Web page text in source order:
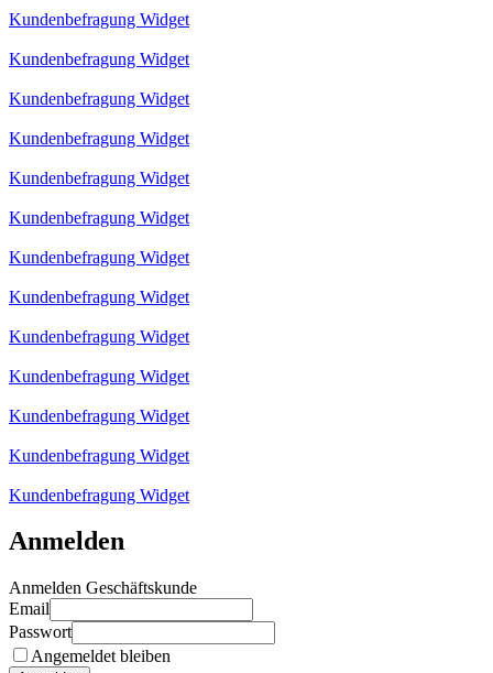
Kundenbefragung Widget
Kundenbefragung Widget
Kundenbefragung Widget
Kundenbefragung Widget
Kundenbefragung Widget
Kundenbefragung Widget
Kundenbefragung Widget
Kundenbefragung Widget
Kundenbefragung Widget
Kundenbefragung Widget
Kundenbefragung Widget
Kundenbefragung Widget
Kundenbefragung Widget
Anmelden
Anmelden Geschäftskunde
Email
Passwort
Angemeldet bleiben